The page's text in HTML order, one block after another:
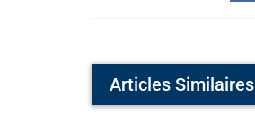
Articles Similaires